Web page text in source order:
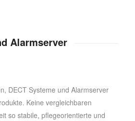
Alarmserver
DECT Systeme und Alarmserver
Keine vergleichbaren
so stabile, pflegeorientierte und